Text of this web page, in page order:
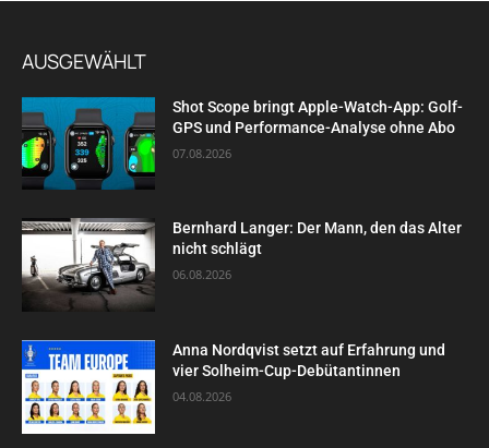
AUSGEWÄHLT
Shot Scope bringt Apple-Watch-App: Golf-
GPS und Performance-Analyse ohne Abo
07.08.2026
Bernhard Langer: Der Mann, den das Alter
nicht schlägt
06.08.2026
Anna Nordqvist setzt auf Erfahrung und
vier Solheim-Cup-Debütantinnen
04.08.2026